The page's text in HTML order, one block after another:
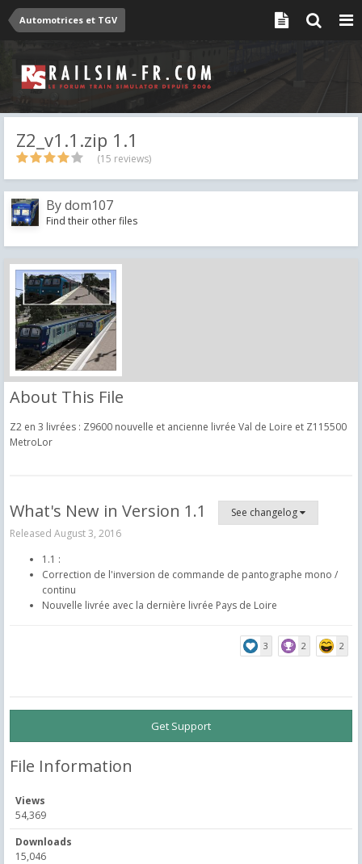
Automotrices et TGV
Z2_v1.1.zip 1.1
(15 reviews)
Bydom107
Find their other files
About This File
Z2 en 3 livrées : Z9600 nouvelle et ancienne livrée Val de Loire et Z115500
MetroLor
What's New in Version 1.1
See changelog
Released August 3, 2016
1.1 :
Correction de l'inversion de commande de pantographe mono /
continu
Nouvelle livrée avec la dernière livrée Pays de Loire
3 2 2
Get Support
File Information
Views
54,369
Downloads
15,046